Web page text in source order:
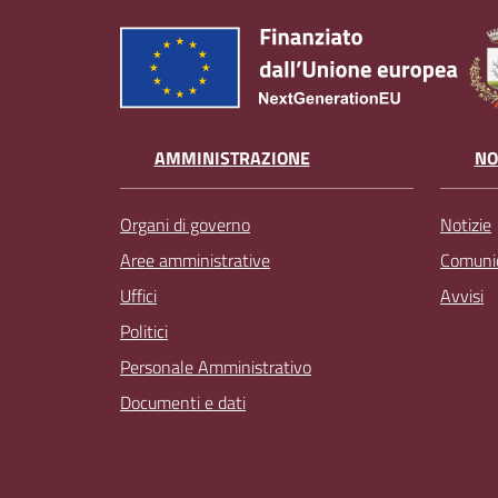
AMMINISTRAZIONE
Organi di governo
Aree amministrative
Uffici
Politici
Personale Amministrativo
Documenti e dati
Notizie
Avvisi